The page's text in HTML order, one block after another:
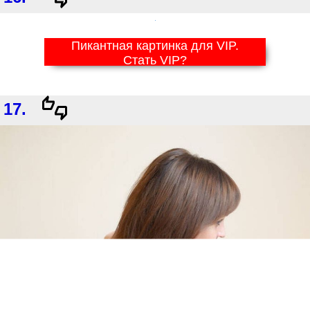
Пикантная картинка для VIP.
Стать VIP?
17.